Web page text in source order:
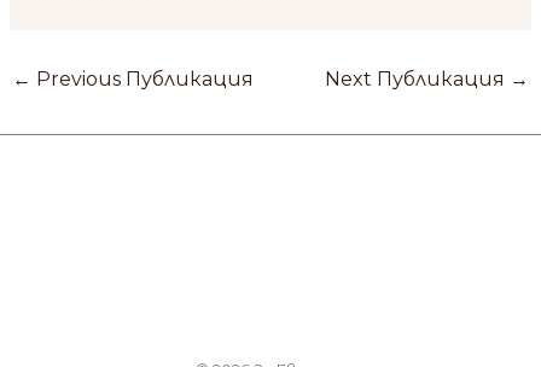
← Previous Публикация Next Публикация →